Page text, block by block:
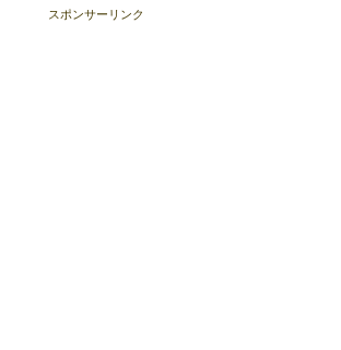
スポンサーリンク